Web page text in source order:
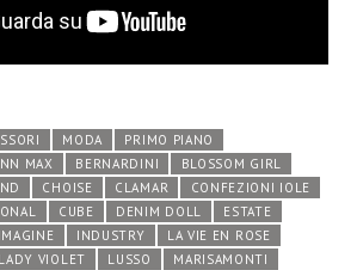
MODA
PRIMO PIANO
MAX BERNARDINI
BLOSSOM GIRL
CHOISE CLAMAR
CONFEZIONI IOLE
CUBE DENIM DOLL
ESTATE
INDUSTRY
LA VIE EN ROSE
LADY VIOLET LUSSO
MARISAMONTI